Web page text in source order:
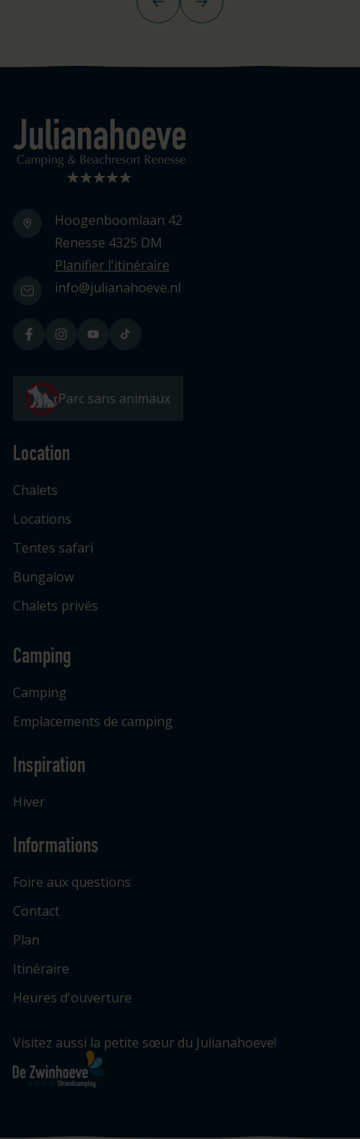
PrécédentSuivant
Logo Julianahoeve
Hoogenboomlaan 42
Renesse 4325 DM
Planifier l'itinéraire
info@julianahoeve.nl
Parc sans animaux
Location
Chalets
Locations
Tentes safari
Bungalow
Chalets privés
Camping
Camping
Emplacements de camping
Inspiration
Hiver
Informations
Foire aux questions
Contact
Plan
Itinéraire
Heures d'ouverture
Visitez aussi la petite sœur du Julianahoeve!